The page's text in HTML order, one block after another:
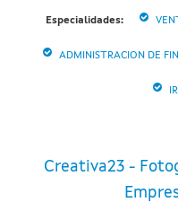
Especialidades:
ADMINISTRACION DE
Creativa23 -